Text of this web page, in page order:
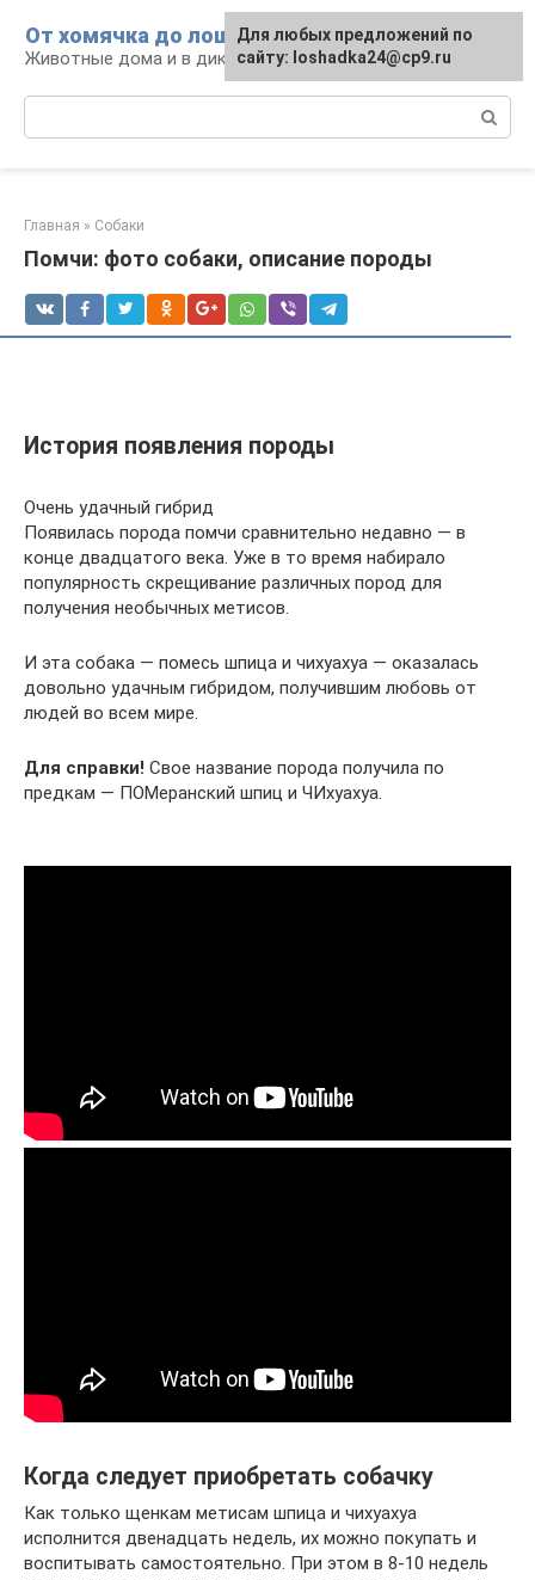
контенту
От хомячка до лошади
Животные дома и в дикой природе
Главная » Собаки
Помчи: фото собаки, описание породы
История появления породы
Очень удачный гибрид
Появилась порода помчи сравнительно недавно — в
конце двадцатого века. Уже в то время набирало
популярность скрещивание различных пород для
получения необычных метисов.
И эта собака — помесь шпица и чихуахуа — оказалась
довольно удачным гибридом, получившим любовь от
людей во всем мире.
Для справки! Свое название порода получила по
предкам — ПОМеранский шпиц и ЧИхуахуа.
Когда следует приобретать собачку
Как только щенкам метисам шпица и чихуахуа
исполнится двенадцать недель, их можно покупать и
воспитывать самостоятельно. При этом в 8-10 недель
Для любых предложений по
сайту: loshadka24@cp9.ru